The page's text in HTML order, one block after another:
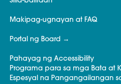
Makipag-ugnayan at FAQ
Portal ng Board
Pahayag ng Accessibility
Programa para sa mga Bata at
Espesyal na Pangangailangan